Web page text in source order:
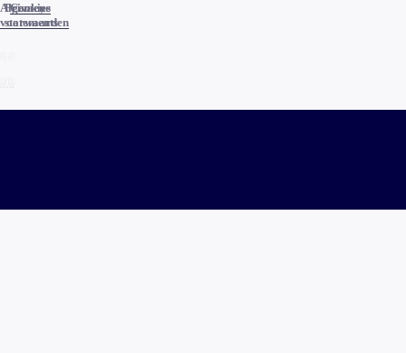
Algemene
voorwaarden
Privacy
statements
Cookies